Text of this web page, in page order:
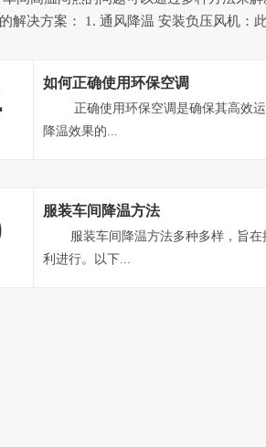
： 1. 通风降温 安装负压风机：此方案适用于空气流
，从而提高车间内空气流通速...
如何正确使用环保空调
降温效果的...
服装车间降温方法
利进行。以下...